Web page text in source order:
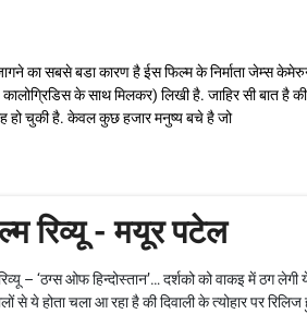
का सबसे बडा कारण है ईस फिल्म के निर्माता जेम्स
के साथ मिलकर) लिखी है. जाहिर सी बात है
हो चुकी है. केवल कुछ हजार मनुष्य बचे है जो
रिव्यू - मयूर पटेल
– ‘ठग्स ओफ हिन्दोस्तान’… दर्शको को वाकइ में ठग लेगी
से ये होता चला आ रहा है की दिवाली के त्योहार पर